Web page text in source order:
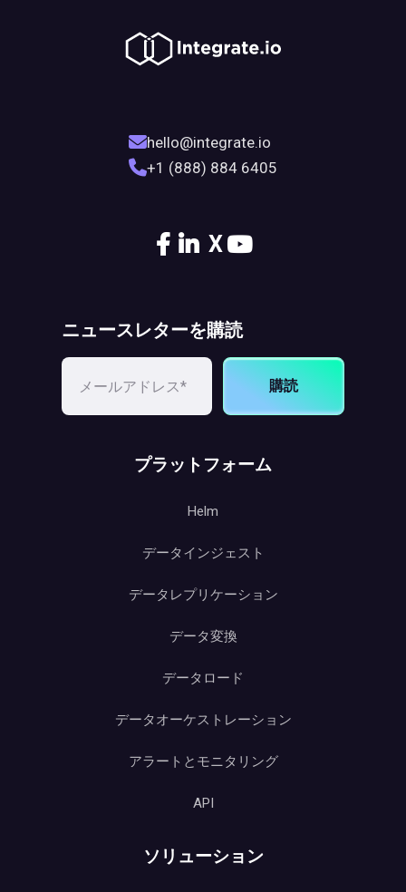
hello@integrate.io
+1 (888) 884 6405
X
ニュースレターを購読
購読
プラットフォーム
Helm
データインジェスト
データレプリケーション
データ変換
データロード
データオーケストレーション
アラートとモニタリング
API
ソリューション